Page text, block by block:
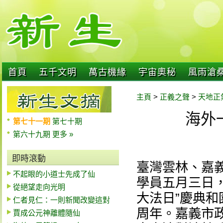
首頁 五千文明 萬古機緣 宇宙奧秘 風雨滄
第七十一期 第七十期
第六十九期 更多 »
即時滾動
不起眼的小道士先成了仙
從絕望走向光明
仁者見仁：一則新聞改變這對
賈成公元神離體隨仙
主頁 > 正義之聲 > 天地正
海外
臺灣雲林、嘉
學員五月三日
大法日”慶典
周年。嘉義市